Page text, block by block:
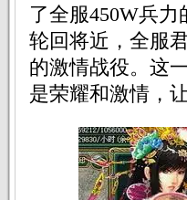
了全服450W兵
轮回将近，全服
的激情战役。这
是荣耀和激情，